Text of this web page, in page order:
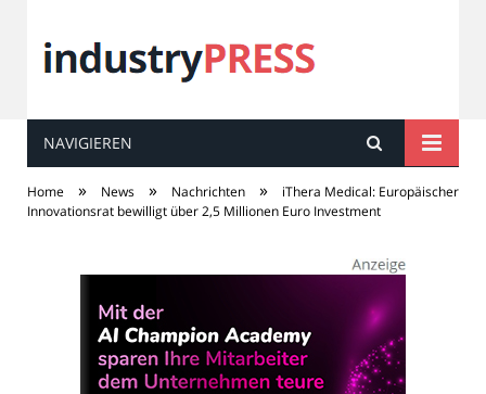
industryPRESS
NAVIGIEREN
Home » News » Nachrichten »
iThera Medical: Europäischer
Innovationsrat bewilligt über 2,5 Millionen Euro Investment